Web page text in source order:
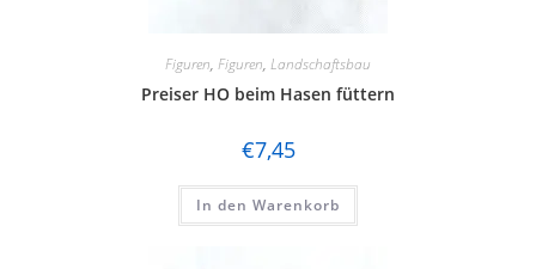
Figuren, Figuren, Landschaftsbau
Preiser HO beim Hasen füttern
€7,45
In den Warenkorb